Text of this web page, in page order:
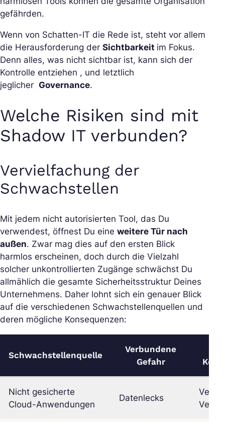
gefährden.
Wenn von Schatten-IT die Rede ist, steht vor allem
die Herausforderung der Sichtbarkeit im Fokus.
Denn alles, was nicht sichtbar ist, kann sich der
Kontrolle entziehen , und letztlich
jeglicher Governance.
Welche Risiken sind mit
Shadow IT verbunden?
Vervielfachung der
Schwachstellen
Mit jedem nicht autorisierten Tool, das Du
verwendest, öffnest Du eine weitere Tür nach
außen. Zwar mag dies auf den ersten Blick
harmlos erscheinen, doch durch die Vielzahl
solcher unkontrollierten Zugänge schwächst Du
allmählich die gesamte Sicherheitsstruktur Deines
Unternehmens. Daher lohnt sich ein genauer Blick
auf die verschiedenen Schwachstellenquellen und
deren mögliche Konsequenzen:
Schwachstellenquelle
Verbundene
Gefahr
Nicht gesicherte
Cloud-Anwendungen
Datenlecks